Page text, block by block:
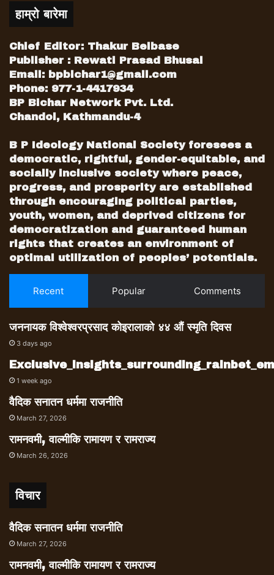
हाम्रो बारेमा
Chief Editor: Thakur Belbase
Publisher : Rewati Prasad Bhusal
Email: bpbichar1@gmail.com
Phone: 977-1-4417934
BP Bichar Network Pvt. Ltd.
Chandol, Kathmandu-4
B P Ideology National Society foresees a
democratic, rightful, gender-equitable, and
socially inclusive society where peace,
progress, and prosperity are established
through encouraging political parties,
youth, women, and deprived citizens for
democratization and guaranteed human
rights that creates an environment of
optimal utilization of peoples’ potentials.
Recent Popular Comments
जननायक विश्वेश्वरप्रसाद कोइरालाको ४४ औं स्मृति दिवस
3 days ago
1 week ago
वैदिक सनातन धर्ममा राजनीति
March 27, 2026
रामनवमी, वाल्मीकि रामायण र रामराज्य
March 26, 2026
विचार
वैदिक सनातन धर्ममा राजनीति
March 27, 2026
रामनवमी, वाल्मीकि रामायण र रामराज्य